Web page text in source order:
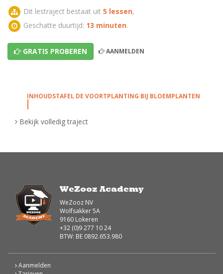
Dit lestraject bestaat uit 5 lessen,
Geschatte duurtijd: 13 minuten.
GRATIS PROBEREN AANMELDEN
INHOUDSTAFEL DE VOORTPLANTING BIJ BLOEMPLANTEN
Geslachtelijke Voortplanting bij Bloemen!
voortplanting bij bloemen in zijn werk gaat. (1ste
waarin Koen van de plantentuin in Meise je er alles
over vertelt.
Ongeslachtelijke of vegetatieve voortplanting!
over de geslachtelijke voortplanting bij bloemen,
maar over de ongeslachtelijke. (1ste graad)
Bekijk volledig traject
WeZooz Academy
WeZooz NV
Wolfsakker 5A
9160 Lokeren
+32 (0)9 277 10 24
BTW: BE 0892.653.980
Aanmelden